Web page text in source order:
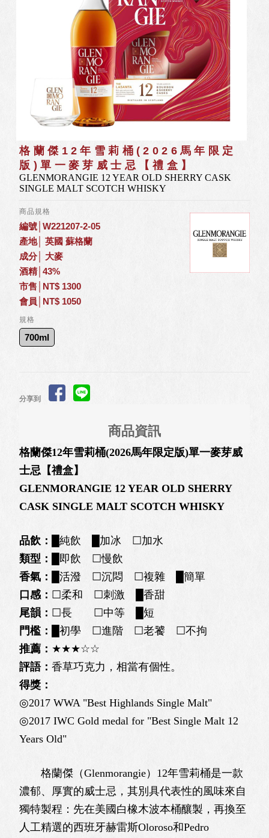
格蘭傑12年雪莉桶(2026馬年限定
版)單一麥芽威士忌【禮盒】
GLENMORANGIE 12 YEAR OLD SHERRY CASK
SINGLE MALT SCOTCH WHISKY
商品規格
編號│W221207-2-05
產地│ 英國 蘇格蘭
成分│ 大麥
酒精│43%
市售│NT$ 1300
會員│NT$ 1050
規格
700ml
分享到
商品資訊
格蘭傑12年雪莉桶(2026馬年限定版)單一麥芽威
士忌【禮盒】
GLENMORANGIE 12 YEAR OLD SHERRY
CASK SINGLE MALT SCOTCH WHISKY
品飲：
█純飲 █加冰 ☐加水
類型：
█即飲 ☐慢飲
香氣：
█活潑 ☐沉悶 ☐複雜 █簡單
口感： ☐柔和 ☐刺激 █香甜
尾韻： ☐長 ☐中等 █短
門檻：
█初學 ☐進階 ☐老饕 ☐不拘
推薦： ★★★☆☆
評語：香草巧克力，相當有個性。
得獎：
◎2017 WWA "Best Highlands Single Malt"
◎2017 IWC Gold medal for "Best Single Malt 12
Years Old"
格蘭傑（Glenmorangie）12年雪莉桶是一款
濃郁、厚實的威士忌，其別具代表性的風味來自
獨特製程：先在美國白橡木波本桶釀製，再換至
人工精選的西班牙赫雷斯Oloroso和Pedro